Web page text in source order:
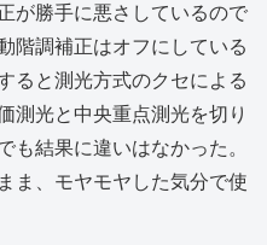
が勝手に悪さしているので
階調補正はオフにしている
ると測光方式のクセによる
測光と中央重点測光を切り
も結果に違いはなかった。
ま、モヤモヤした気分で使